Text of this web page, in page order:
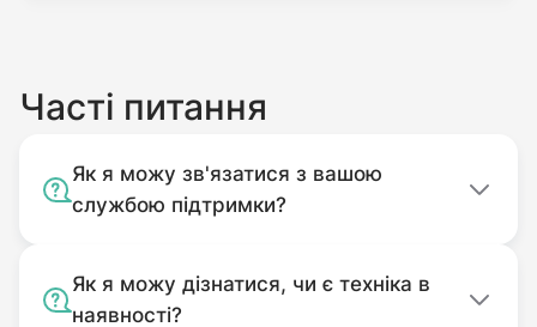
Часті питання
Як я можу зв'язатися з вашою
службою підтримки?
Як я можу дізнатися, чи є техніка в
наявності?